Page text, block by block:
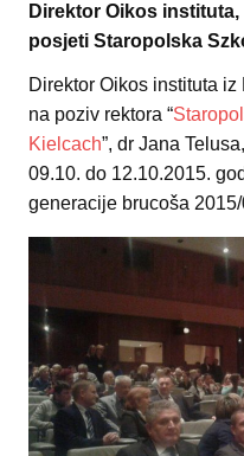
Direktor Oikos
posjeti Staropolska
Direktor Oikos instituta
na poziv rektora “
Kielcach”, dr Jana
09.10. do 12.10.2015.
generacije brucoša